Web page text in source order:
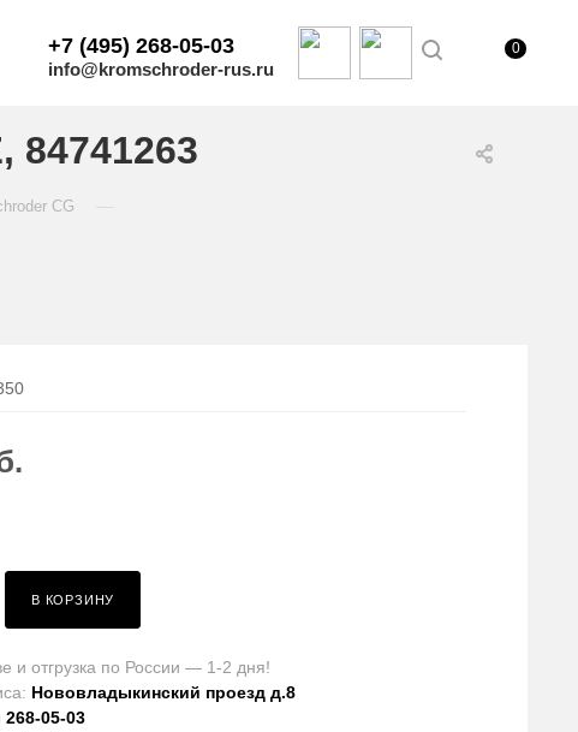
+7 (495) 268-05-03
info@kromschroder-rus.ru
0
84741263
CG
В КОРЗИНУ
и отгрузка по России — 1-2 дня!
Нововладыкинский проезд д.8
268-05-03